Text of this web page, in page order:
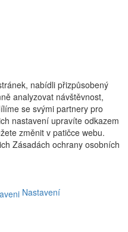
nabídli přizpůsobený
analyzovat návštěvnost,
se svými partnery pro
nastavení upravíte odkazem
změnit v patičce webu.
Zásadách ochrany osobních
Nastavení